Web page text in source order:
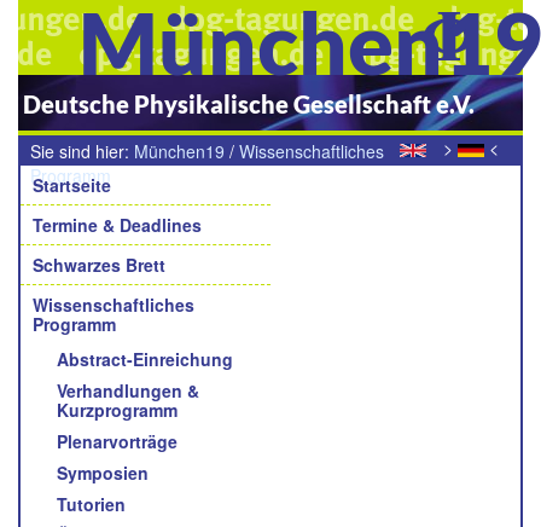
München19
Deutsche Physikalische Gesellschaft e.V.
> <
Sie sind hier: München19 / Wissenschaftliches
Programm
Fachverbände
Navigation
Startseite
Termine & Deadlines
Schwarzes Brett
Wissenschaftliches
Programm
Abstract-Einreichung
Verhandlungen &
Kurzprogramm
Plenarvorträge
Symposien
Tutorien